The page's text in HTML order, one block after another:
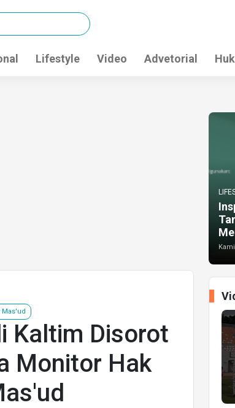
Lifestyle Video Advetorial
Mas'ud
Kaltim Disorot
Monitor Hak